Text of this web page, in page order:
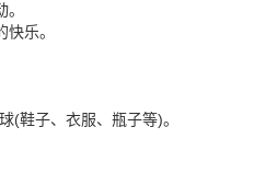
乐。
子、衣服、瓶子等)。